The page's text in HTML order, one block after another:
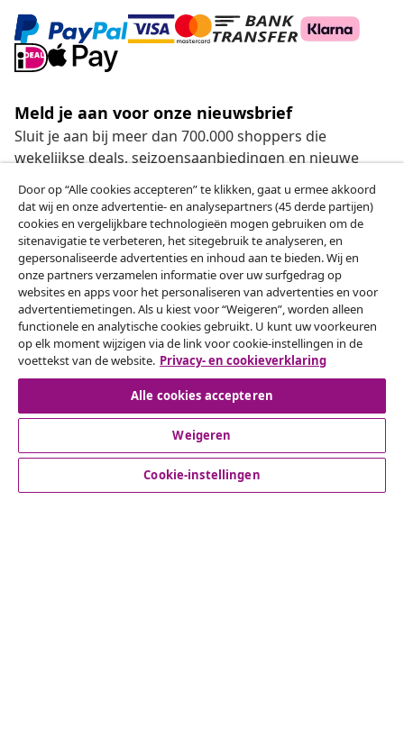
Meld je aan voor onze nieuwsbrief
Sluit je aan bij meer dan 700.000 shoppers die
wekelijkse deals, seizoensaanbiedingen en nieuwe
Onze sociale media
Herroeping van de overeenkomst
Een annulering voor je bestelling indienen
Herroeping van de overeenkomst
Klantenservice
Door op “Alle cookies accepteren” te klikken, gaat u ermee akkoord
dat wij en onze advertentie- en analysepartners (45 derde partijen)
cookies en vergelijkbare technologieën mogen gebruiken om de
sitenavigatie te verbeteren, het sitegebruik te analyseren, en
gepersonaliseerde advertenties en inhoud aan te bieden. Wij en
onze partners verzamelen informatie over uw surfgedrag op
websites en apps voor het personaliseren van advertenties en voor
advertentiemetingen. Als u kiest voor “Weigeren”, worden alleen
functionele en analytische cookies gebruikt. U kunt uw voorkeuren
op elk moment wijzigen via de link voor cookie-instellingen in de
voettekst van de website. Privacy- en cookieverklaring
Alle cookies accepteren
Weigeren
Cookie-instellingen